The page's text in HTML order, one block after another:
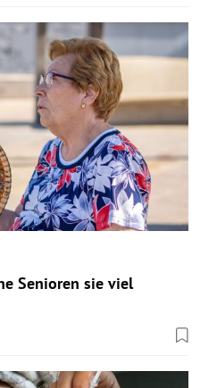
Senioren sie viel